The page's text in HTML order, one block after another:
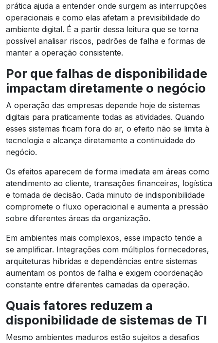
prática ajuda a entender onde surgem as interrupções
operacionais e como elas afetam a previsibilidade do
ambiente digital. É a partir dessa leitura que se torna
possível analisar riscos, padrões de falha e formas de
manter a operação consistente.
Por que falhas de disponibilidade
impactam diretamente o negócio
A operação das empresas depende hoje de sistemas
digitais para praticamente todas as atividades. Quando
esses sistemas ficam fora do ar, o efeito não se limita à
tecnologia e alcança diretamente a continuidade do
negócio.
Os efeitos aparecem de forma imediata em áreas como
atendimento ao cliente, transações financeiras, logística
e tomada de decisão. Cada minuto de indisponibilidade
compromete o fluxo operacional e aumenta a pressão
sobre diferentes áreas da organização.
Em ambientes mais complexos, esse impacto tende a
se amplificar. Integrações com múltiplos fornecedores,
arquiteturas híbridas e dependências entre sistemas
aumentam os pontos de falha e exigem coordenação
constante entre diferentes camadas da operação.
Quais fatores reduzem a
disponibilidade de sistemas de TI
Mesmo ambientes maduros estão sujeitos a desafios